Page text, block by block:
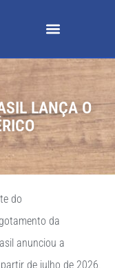
LANÇA O
do
da
anunciou a
de julho de 2026,